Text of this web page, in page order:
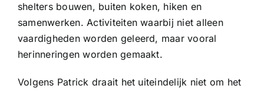
shelters bouwen, buiten koken, hiken en
samenwerken. Activiteiten waarbij niet alleen
vaardigheden worden geleerd, maar vooral
herinneringen worden gemaakt.
Volgens Patrick draait het uiteindelijk niet om het